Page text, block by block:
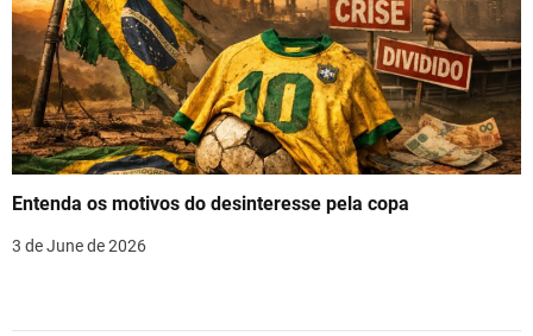
Entenda os motivos do desinteresse pela copa
3 de June de 2026